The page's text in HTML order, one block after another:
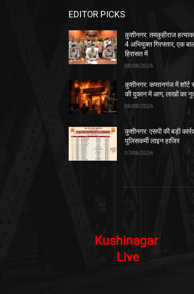
EDITOR PICKS
कुशीनगर: तमकुहीराज
4 अभियुक्त गिरफ्तार, एक
हिरासत में
08/08/2026
कुशीनगर: कप्तानगंज में शॉर्ट
की दुकान में आग, लाखों का
08/08/2026
कुशीनगर: एसपी की बड़ी
पुलिसकर्मी लाइन हाजिर
07/08/2026